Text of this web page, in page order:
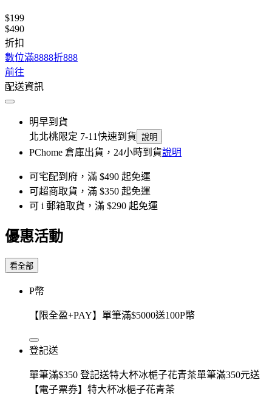
$199
$490
折扣
數位滿8888折888
前往
配送資訊
明早到貨
北北桃限定 7-11快速到貨 說明
PChome 倉庫出貨，24小時到貨說明
可宅配到府，滿 $490 起免運
可超商取貨，滿 $350 起免運
可 i 郵箱取貨，滿 $290 起免運
優惠活動
看全部
P幣
【限全盈+PAY】單筆滿$5000送100P幣
登記送
單筆滿$350 登記送特大杯冰梔子花青茶單筆滿350元送
【電子票券】特大杯冰梔子花青茶